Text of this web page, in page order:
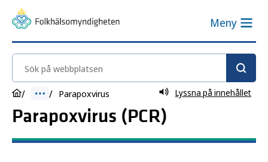
Meny
Sök på webbplatsen
Parapoxvirus Lyssna på innehållet
Parapoxvirus (PCR)